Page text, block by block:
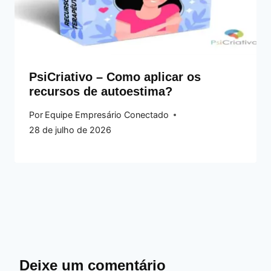
PsiCriativo – Como aplicar os
recursos de autoestima?
Por Equipe Empresário Conectado
28 de julho de 2026
Deixe um comentário